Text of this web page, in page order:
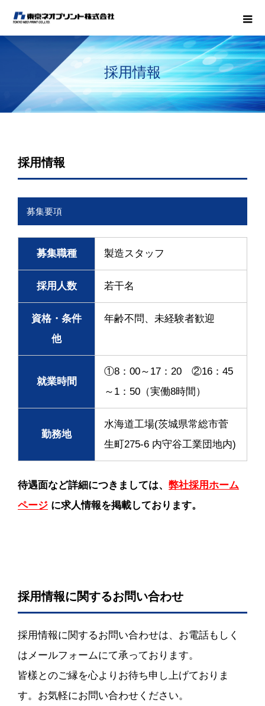
採用情報
採用情報
募集要項
募集職種 製造スタッフ
採用人数 若干名
資格・条件
他
年齢不問、未経験者歓迎
就業時間
①8：00～17：20 ②16：45
～1：50（実働8時間）
勤務地
水海道工場(茨城県常総市菅
生町275-6 内守谷工業団地内)
待遇面など詳細につきましては、 弊社採用ホーム
ページ に求人情報を掲載しております。
採用情報に関するお問い合わせ
採用情報に関するお問い合わせは、お電話もしく
はメールフォームにて承っております。
皆樣とのご縁を心よりお待ち申し上げておりま
す。お気軽にお問い合わせください。